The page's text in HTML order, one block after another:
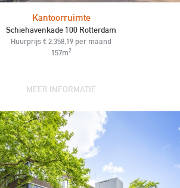
Kantoorruimte
Schiehavenkade 100 Rotterdam
Huurprijs € 2.358,19 per maand
157m2
MEER INFORMATIE